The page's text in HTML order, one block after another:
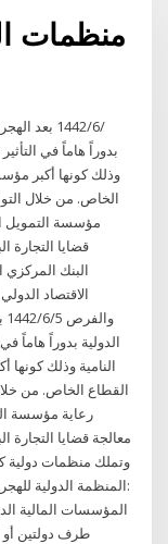
منظمات
بدوراً هاماً في
وذلك كونها أكبر
الخاص. من خلال
مؤسسة التمويل
قضايا التجارة
البنك المركزي
الاقتصاد
الدولية بدوراً هاماً
النامية وذلك
القطاع الخاص. من
رعاية مؤسسة
معالجة قضايا التجارة
وتملك منظمات دولية
طرف دولتين أو